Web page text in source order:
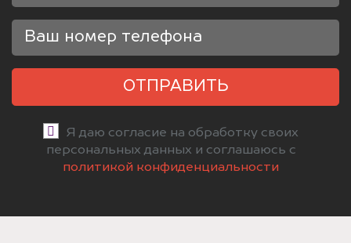
ОТПРАВИТЬ
Я даю согласие на обработку своих
персональных данных и соглашаюсь с
политикой конфиденциальности